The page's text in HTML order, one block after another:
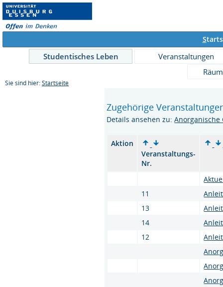
S
Studentisches Leben
Veranstaltungen
Sie sind hier: Startseite
Zugehörige
Details ansehen zu:Anorganische
Aktion
Veranstaltungs-
Nr.
11
13
14
12